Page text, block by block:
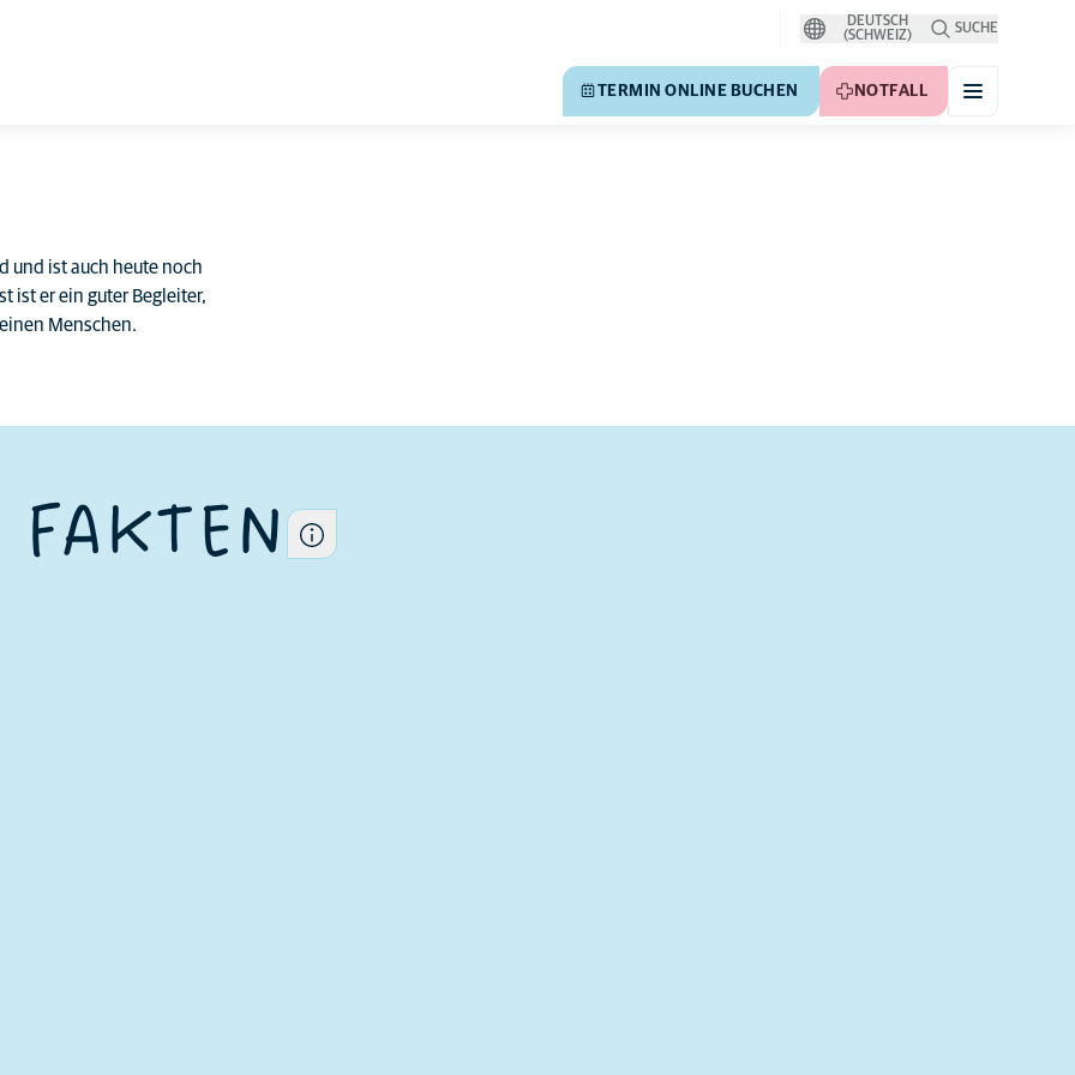
DEUTSCH
(SCHWEIZ)
SUCHE
TERMIN ONLINE BUCHEN NOTFALL
und ist auch heute noch
ist er ein guter Begleiter,
Menschen.